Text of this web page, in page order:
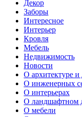
Декор
Заборы
Интересное
Интерьер
Кровля
Мебель
Недвижимость
Новости
О архитектуре и
О инженерных
О интерьерах
О ландшафтном
О мебели